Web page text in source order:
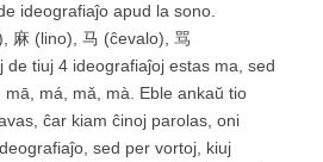
ideografiaĵo apud la sono.
麻 (lino), 马 (ĉevalo), 骂
de tiuj 4 ideografiaĵoj estas ma, sed
má, mǎ, mà. Eble ankaŭ tio
ĉar kiam ĉinoj parolas, oni
sed per vortoj, kiuj